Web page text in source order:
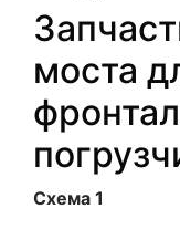
моста
Схема 1